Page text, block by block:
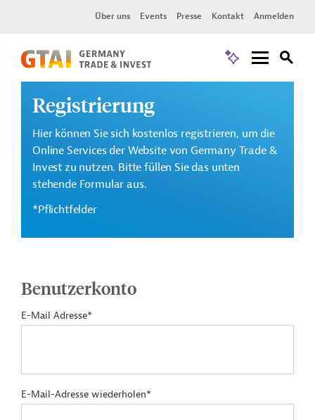
Über uns Events Presse Kontakt Anmelden
Registrierung
Hier können Sie sich kostenlos registrieren, um die
Online Services der Website von Germany Trade &
Invest zu nutzen. Bitte füllen Sie das unten
stehende Formular aus.
*Pflichtfelder
Benutzerkonto
E-Mail Adresse*
E-Mail-Adresse wiederholen*